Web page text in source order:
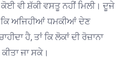
ਵੀ ਸ਼ੱਕੀ ਵਸਤੂ ਨਹੀਂ ਮਿਲੀ। ਦੂਜੇ
ਕਿ ਅਜਿਹੀਆਂ ਧਮਕੀਆਂ ਦੇਣ
ਹੈ, ਤਾਂ ਕਿ ਲੋਕਾਂ ਦੀ ਰੋਜ਼ਾਨਾ
ਜਾ ਸਕੇ।